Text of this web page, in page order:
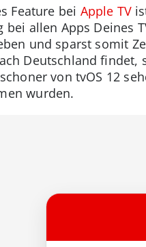
Feature bei Apple TV
bei allen Apps Deines
und sparst somit
Deutschland
von tvOS 12
wurden.